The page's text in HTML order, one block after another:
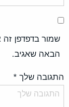
שמור בדפדפן
הבאה שאגיב.
התגובה שלך *